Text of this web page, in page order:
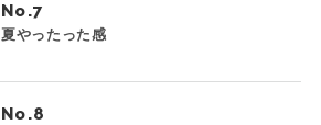
No.
夏やったった感
No.